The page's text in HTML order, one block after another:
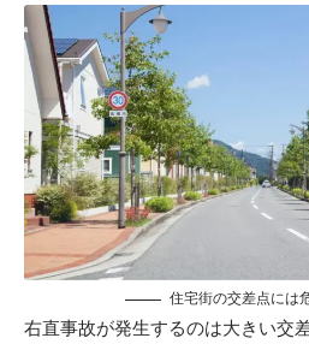
住宅街の交差点には
右直事故が発生するのは大きい交